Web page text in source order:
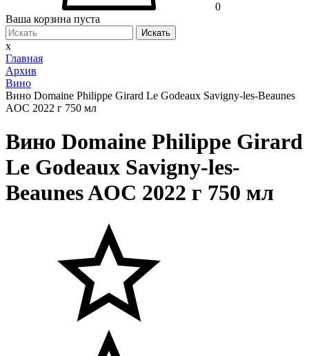
0
Ваша корзина пуста
Искать
x
Главная
Архив
Вино
Вино Domaine Philippe Girard Le Godeaux Savigny-les-Beaunes
AOC 2022 г 750 мл
Вино Domaine Philippe Girard
Le Godeaux Savigny-les-
Beaunes AOC 2022 г 750 мл